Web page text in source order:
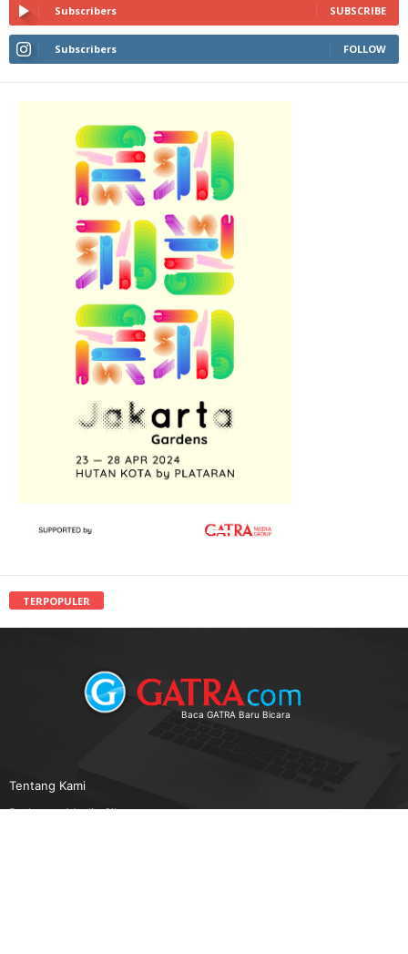
Subscribers SUBSCRIBE
Subscribers FOLLOW
TERPOPULER
Baca GATRA Baru Bicara
Tentang Kami
Pedoman Media Siber